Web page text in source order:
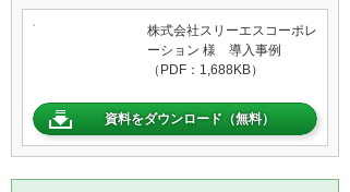
株式会社スリーエスコーポレ
ーション 様 導入事例
（PDF：1,688KB）
資料をダウンロード（無料）